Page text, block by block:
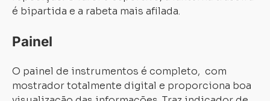
é bipartida e a rabeta mais afilada.
Painel
O painel de instrumentos é completo, com
mostrador totalmente digital e proporciona boa